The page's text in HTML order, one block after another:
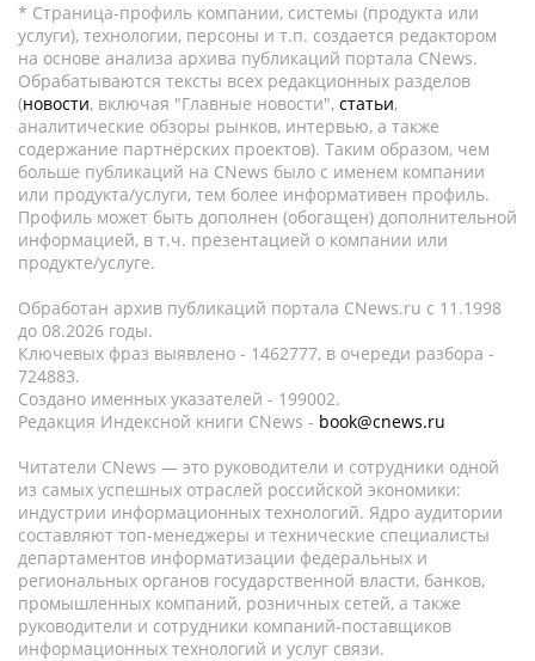
* Страница-профиль компании, системы (продукта или
услуги), технологии, персоны и т.п. создается редактором
на основе анализа архива публикаций портала CNews.
Обрабатываются тексты всех редакционных разделов
(новости, включая "Главные новости", статьи,
аналитические обзоры рынков, интервью, а также
содержание партнёрских проектов). Таким образом, чем
больше публикаций на CNews было с именем компании
или продукта/услуги, тем более информативен профиль.
Профиль может быть дополнен (обогащен) дополнительной
информацией, в т.ч. презентацией о компании или
продукте/услуге.
Обработан архив публикаций портала CNews.ru c 11.1998
до 08.2026 годы.
Ключевых фраз выявлено - 1462777, в очереди разбора -
724883.
Создано именных указателей - 199002.
Редакция Индексной книги CNews - book@cnews.ru
Читатели CNews — это руководители и сотрудники одной
из самых успешных отраслей российской экономики:
индустрии информационных технологий. Ядро аудитории
составляют топ-менеджеры и технические специалисты
департаментов информатизации федеральных и
региональных органов государственной власти, банков,
промышленных компаний, розничных сетей, а также
руководители и сотрудники компаний-поставщиков
информационных технологий и услуг связи.